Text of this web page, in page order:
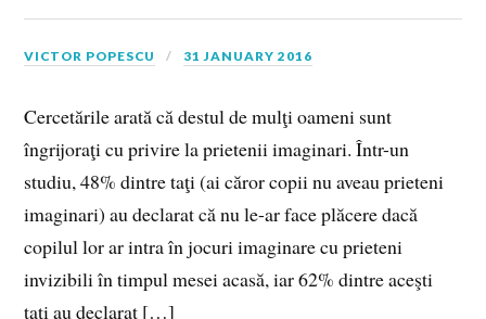
VICTOR POPESCU 31 JANUARY 2016
Cercetările arată că destul de mulţi oameni sunt
îngrijoraţi cu privire la prietenii imaginari. Într-un
studiu, 48% dintre taţi (ai căror copii nu aveau prieteni
imaginari) au declarat că nu le-ar face plăcere dacă
copilul lor ar intra în jocuri imaginare cu prieteni
invizibili în timpul mesei acasă, iar 62% dintre aceşti
taţi au declarat […]